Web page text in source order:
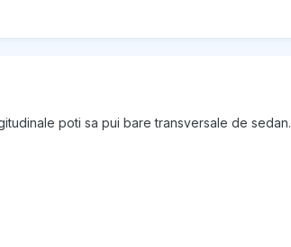
poti sa pui bare transversale de sedan.